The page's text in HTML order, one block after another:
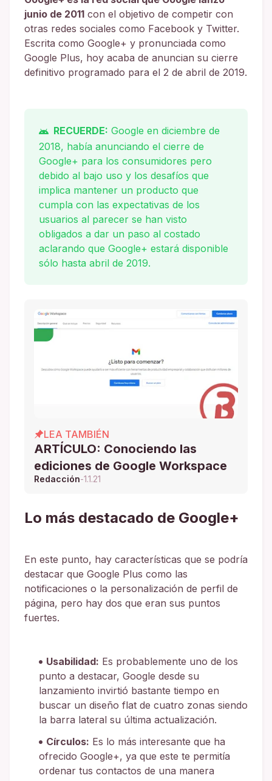
junio de 2011 con el objetivo de competir con
otras redes sociales como Facebook y Twitter.
Escrita como Google+ y pronunciada como
Google Plus, hoy acaba de anuncian su cierre
definitivo programado para el 2 de abril de 2019.
RECUERDE: Google en diciembre de
2018, había anunciando el cierre de
Google+ para los consumidores pero
debido al bajo uso y los desafíos que
implica mantener un producto que
cumpla con las expectativas de los
usuarios al parecer se han visto
obligados a dar un paso al costado
aclarando que Google+ estará disponible
sólo hasta abril de 2019.
LEA TAMBIÉN
ARTÍCULO: Conociendo las
ediciones de Google Workspace
Redacción-1.1.21
Lo más destacado de Google+
En este punto, hay características que se podría
destacar que Google Plus como las
notificaciones o la personalización de perfil de
página, pero hay dos que eran sus puntos
fuertes.
Usabilidad: Es probablemente uno de los
punto a destacar, Google desde su
lanzamiento invirtió bastante tiempo en
buscar un diseño flat de cuatro zonas siendo
la barra lateral su última actualización.
Círculos: Es lo más interesante que ha
ofrecido Google+, ya que este te permitía
ordenar tus contactos de una manera